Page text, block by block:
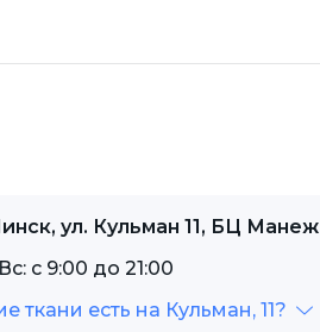
ул. Кульман 11, БЦ Манеж
с 9:00 до 21:00
ткани есть на Кульман, 11?